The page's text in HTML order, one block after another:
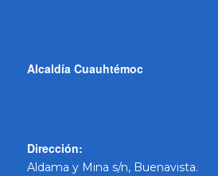
Alcaldía Cuauhtémoc
Dirección:
Aldama y Mina s/n, Buenavista.